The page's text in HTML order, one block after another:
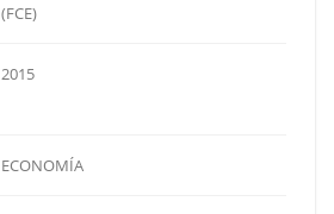
(FCE)
2015
ECONOMÍA